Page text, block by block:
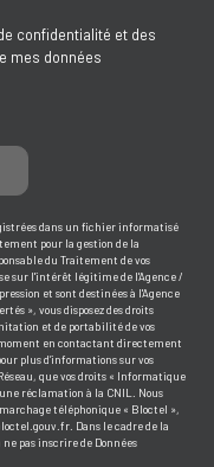
confidentialité et des
mes données
dans un fichier informatisé
pour la gestion de la
du Traitement de vos
sur l'intérêt légitime de l'Agence /
et sont destinées à l'Agence
», vous disposez des droits
et de portabilité de vos
en contactant directement
plus d’informations sur vos
que vos droits « Informatique
réclamation à la CNIL. Nous
téléphonique « Bloctel »,
. Dans le cadre de la
pas inscrire de Données